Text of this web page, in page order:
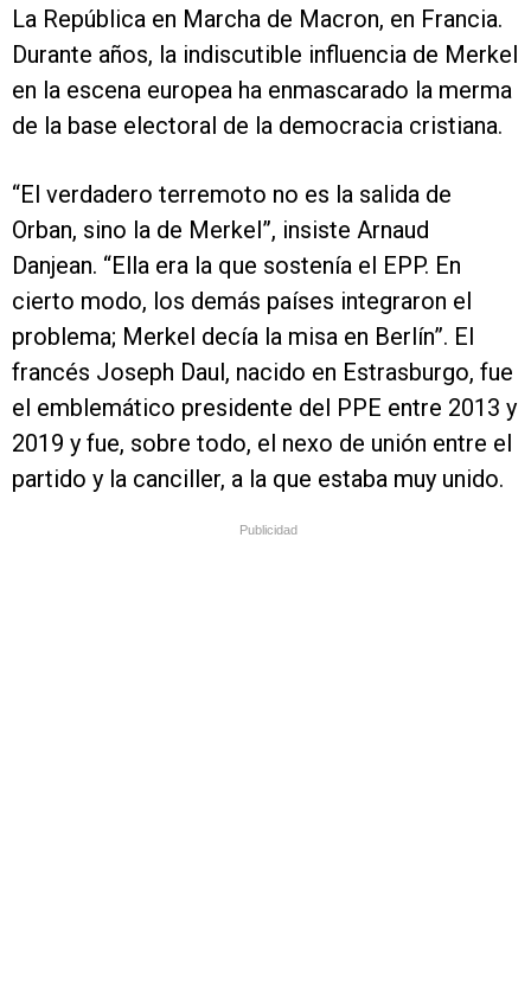
La República en Marcha de Macron, en Francia.
Durante años, la indiscutible influencia de Merkel
en la escena europea ha enmascarado la merma
de la base electoral de la democracia cristiana.
“El verdadero terremoto no es la salida de
Orban, sino la de Merkel”, insiste Arnaud
Danjean. “Ella era la que sostenía el EPP. En
cierto modo, los demás países integraron el
problema; Merkel decía la misa en Berlín”. El
francés Joseph Daul, nacido en Estrasburgo, fue
el emblemático presidente del PPE entre 2013 y
2019 y fue, sobre todo, el nexo de unión entre el
partido y la canciller, a la que estaba muy unido.
Publicidad